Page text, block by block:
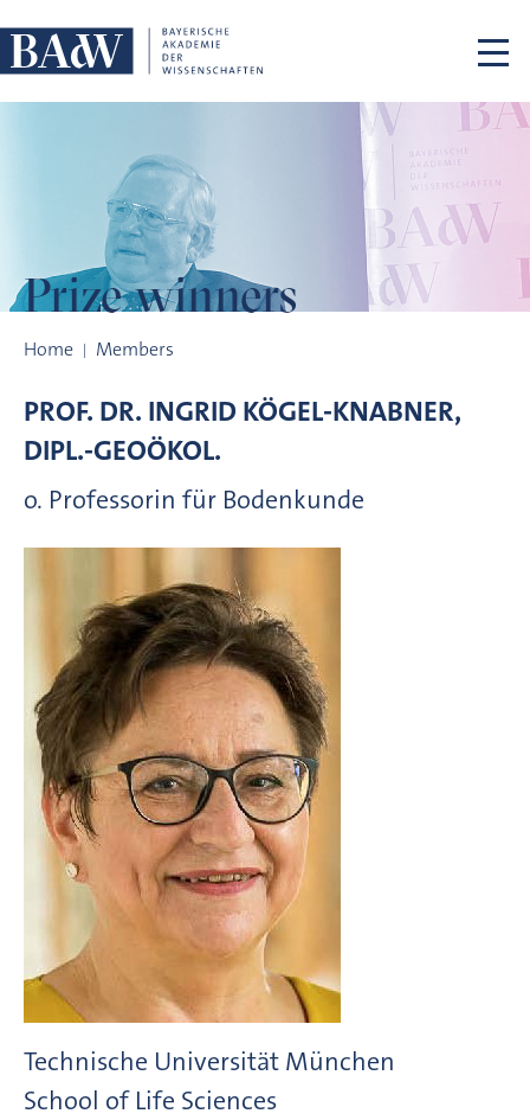
Prize winners
Home Members
PROF. DR. INGRID KÖGEL-KNABNER,
DIPL.-GEOÖKOL.
o. Professorin für Bodenkunde
Technische Universität München
School of Life Sciences